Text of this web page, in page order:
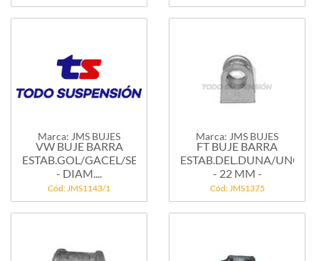
Marca: JMS BUJES
VW BUJE BARRA
ESTAB.GOL/GACEL/SENDA/CARAT
- DIAM....
Cód: JMS1143/1
Marca: JMS BUJES
FT BUJE BARRA
ESTAB.DEL.DUNA/UNO
- 22 MM -
Cód: JMS1375